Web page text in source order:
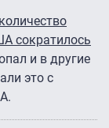
количество
сократилось
и в другие
это с